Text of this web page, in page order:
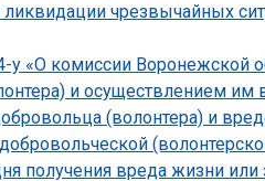
чрезвычайных
у «О комиссии
и осуществлением им
(волонтера) и
получения вреда жизни